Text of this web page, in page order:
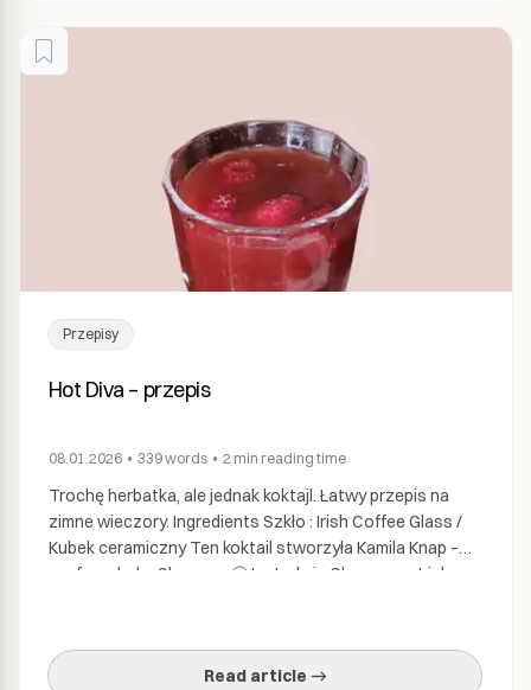
Przepisy
Hot Diva – przepis
08.01.2026 • 339words • 2 min reading time
Trochę herbatka, ale jednak koktajl. Łatwy przepis na
zimne wieczory. Ingredients Szkło : Irish Coffee Glass /
Kubek ceramiczny Ten koktail stworzyła Kamila Knap –
co-founderka Shrooma 🙂 Instrukcje Glassware: Irish
Social Elixir zawiera unikalną mieszankę soków i
ekstraktów […]
Read article →